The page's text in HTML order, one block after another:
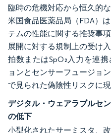
臨時の危機対応から恒久的
米国食品医薬品局（FDA）
テムの性能に関する推奨事
展開に対する規制上の受け
拍数またはSpO₂入力を連
ョンとセンサーフュージョ
で見られた偽陰性リスクに
デジタル・ウェアラブルセ
の低下
小型化されたサーミスタ、